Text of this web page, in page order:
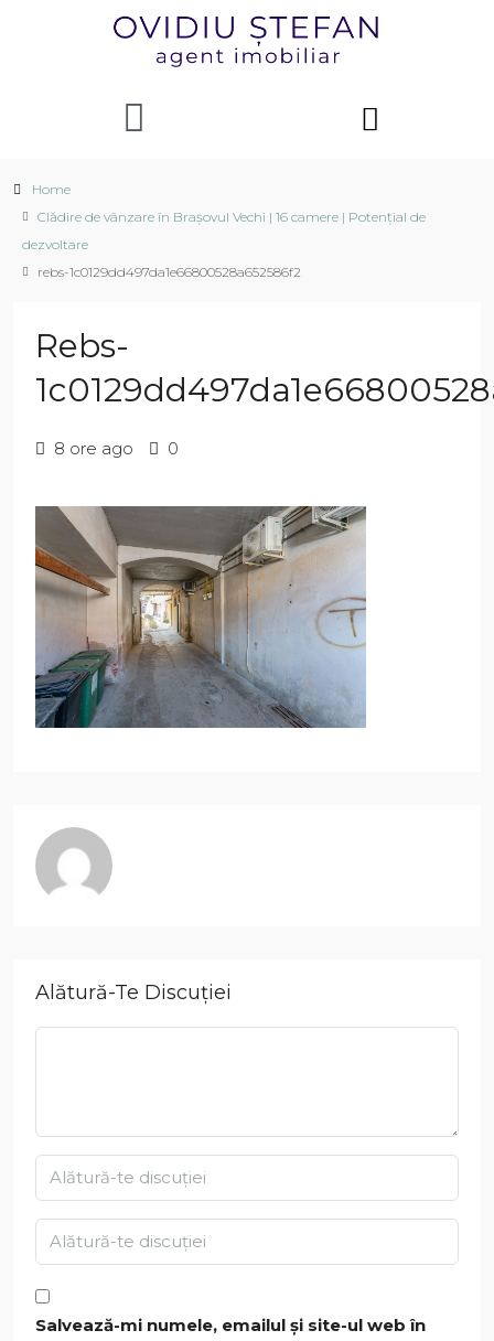
Home
Clădire de vânzare în Brașovul Vechi | 16 camere | Potențial de
dezvoltare
rebs-1c0129dd497da1e66800528a652586f2
Rebs-
8 ore ago 0
Alătură-Te Discuției
Salvează-mi numele, emailul și site-ul web în